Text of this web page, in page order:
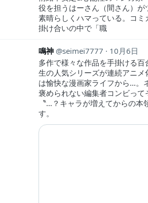
役を担うはーさん（間さん）
素晴らしくハマっている。コミ
掛け合いの中で「職
鳴神 seimei7777
10月6日
多作で様々な作品を手掛ける
生の人気シリーズが連続アニ
は愉快な漫画家ライフから…。
褒められない編集者コンビっ
〝…？キャラが増えてからの本
す。